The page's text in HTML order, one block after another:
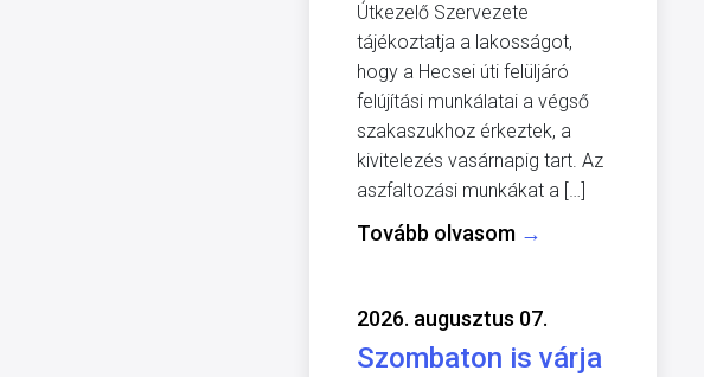
Útkezelő Szervezete
tájékoztatja a lakosságot,
hogy a Hecsei úti felüljáró
felújítási munkálatai a végső
szakaszukhoz érkeztek, a
kivitelezés vasárnapig tart. Az
aszfaltozási munkákat a […]
Tovább olvasom →
2026. augusztus 07.
Szombaton is várja